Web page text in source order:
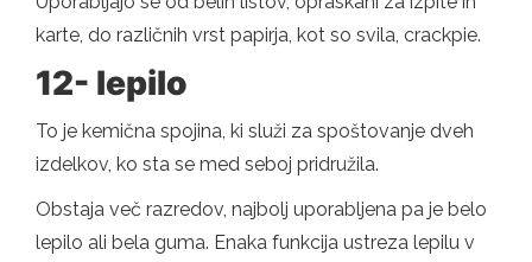
karte, do različnih vrst papirja, kot so svila, crackpie.
12- lepilo
To je kemična spojina, ki služi za spoštovanje dveh
izdelkov, ko sta se med seboj pridružila.
Obstaja več razredov, najbolj uporabljena pa je belo
lepilo ali bela guma. Enaka funkcija ustreza lepilu v